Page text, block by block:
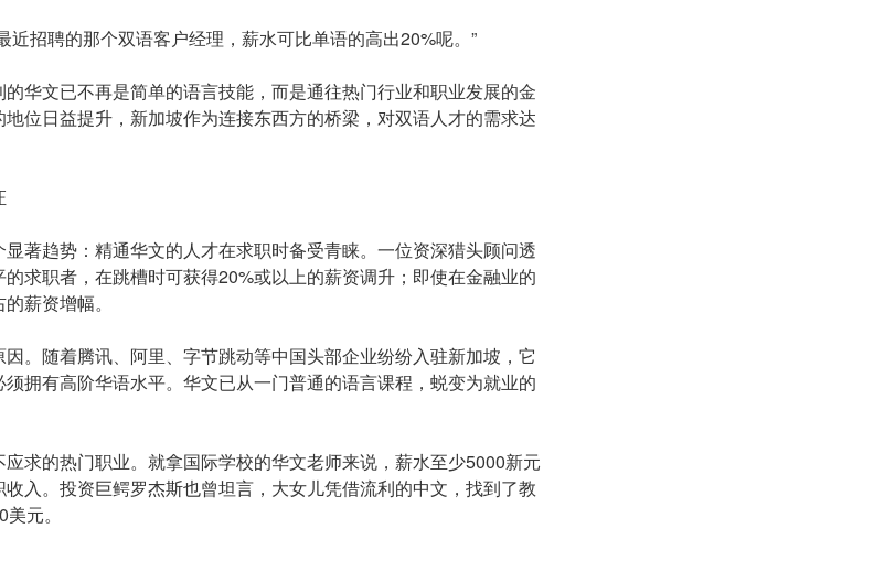
近招聘的那个双语客户经理，薪水可比单语的高出20%呢。”
华文已不再是简单的语言技能，而是通往热门行业和职业发展的金
位日益提升，新加坡作为连接东西方的桥梁，对双语人才的需求达
著趋势：精通华文的人才在求职时备受青睐。一位资深猎头顾问透
求职者，在跳槽时可获得20%或以上的薪资调升；即使在金融业的
薪资增幅。
。随着腾讯、阿里、字节跳动等中国头部企业纷纷入驻新加坡，它
拥有高阶华语水平。华文已从一门普通的语言课程，蜕变为就业的
求的热门职业。就拿国际学校的华文老师来说，薪水至少5000新元
入。投资巨鳄罗杰斯也曾坦言，大女儿凭借流利的中文，找到了教
元。